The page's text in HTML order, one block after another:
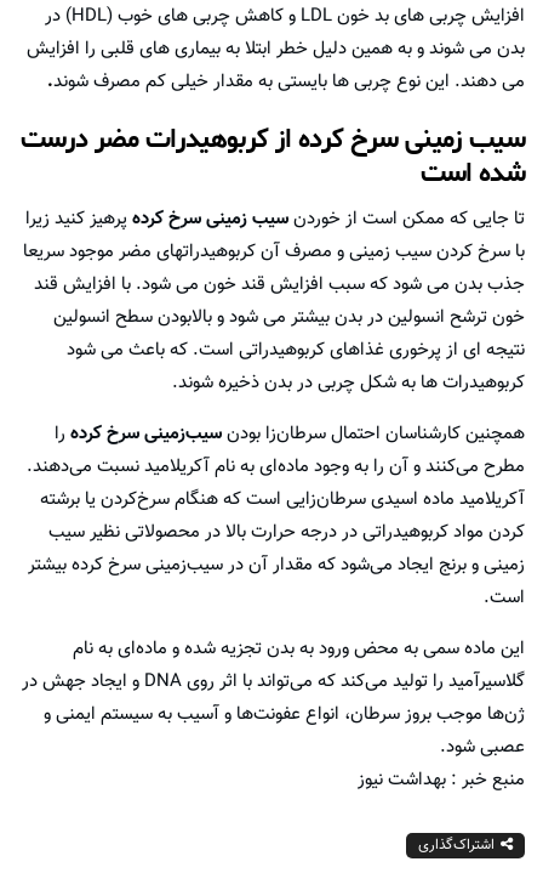
افزایش چربی های بد خون LDL و کاهش چربی های خوب (HDL) در
بدن می شوند و به همین دلیل خطر ابتلا به بیماری های قلبی را افزایش
می دهند. این نوع چربی ها بایستی به مقدار خیلی کم مصرف شوند.
سیب زمینی سرخ کرده از کربوهیدرات مضر درست
شده است
تا جایی که ممکن است از خوردنسیب زمینی سرخ كرده پرهیز کنید زیرا
با سرخ کردن سیب زمینی و مصرف آن کربوهیدراتهای مضر موجود سریعا
جذب بدن می شود که سبب افزایش قند خون می شود. با افزایش قند
خون ترشح انسولین در بدن بیشتر می شود و بالابودن سطح انسولین
نتیجه ای از پرخوری غذاهای کربوهیدراتی است. که باعث می شود
کربوهیدرات ها به شکل چربی در بدن ذخیره شوند.
همچنین کارشناسان احتمال سرطان‌زا بودنسیب‌زمینی سرخ کرده را
مطرح می‌کنند و آن را به وجود ماده‌ای به نام آکریلامید نسبت می‌دهند.
آکریلامید ماده‌ اسیدی سرطان‌زایی است که هنگام سرخ‌کردن یا برشته
کردن مواد کربوهیدراتی در درجه حرارت بالا در محصولاتی نظیر سیب
زمینی و برنج ایجاد می‌شود که مقدار آن در سیب‌زمینی سرخ کرده بیشتر
است.
این ماده سمی به محض ورود به بدن تجزیه شده و ماده‌ای به نام
گلاسیرآمید را تولید می‌کند که می‌تواند با اثر روی DNA و ایجاد جهش در
ژن‌ها موجب بروز سرطان، انواع عفونت‌ها و آسیب‌ به سیستم ایمنی و
عصبی شود.
منبع خبر : بهداشت نیوز
اشتراک‌گذاری